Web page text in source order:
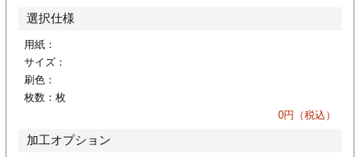
選択仕様
用紙：
サイズ：
刷色：
枚数： 枚
0円（税込）
加工オプション